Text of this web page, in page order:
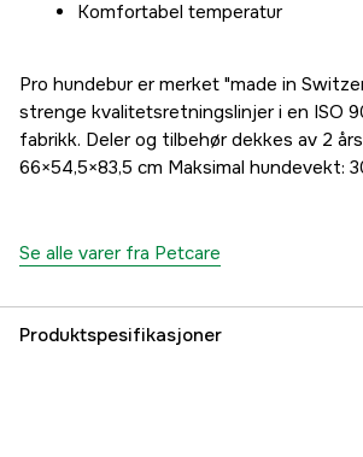
Komfortabel temperatur
Pro hundebur er merket "made in
strenge kvalitetsretningslinjer i en ISO
fabrikk. Deler og tilbehør dekkes av 2
66×54,5×83,5 cm Maksimal hundevekt:
Se alle varer fra Petcare
Produktspesifikasjoner